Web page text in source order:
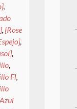
,
,[Rose
,
,
,
Fl,
Azul